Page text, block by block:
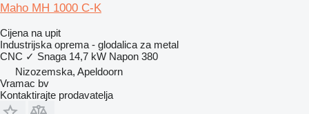
Maho MH 1000 C-K
Cijena na upit
Industrijska oprema - glodalica za metal
CNC ✓ Snaga 14,7 kW Napon 380
Nizozemska, Apeldoorn
Vramac bv
Kontaktirajte prodavatelja